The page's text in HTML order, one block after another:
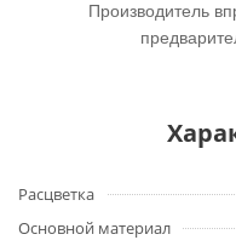
Производитель
Расцветка
Основной материал